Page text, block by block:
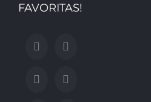
FAVORITAS!